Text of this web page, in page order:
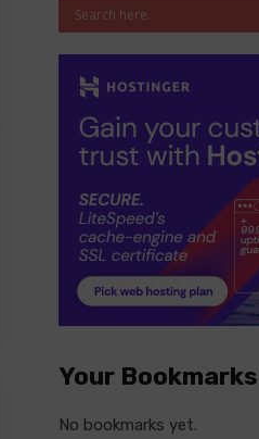
Your Bookmarks
No bookmarks yet.